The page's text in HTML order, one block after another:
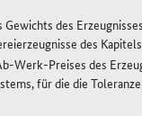
des
des
Preises des
für die die